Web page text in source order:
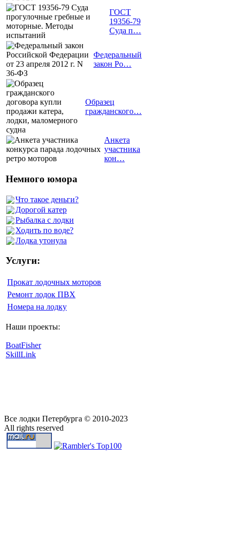
ГОСТ
19356-79
Суда п…
Федеральный
закон Ро…
Образец
гражданского…
Анкета
участника
кон…
Немного юмора
Что такое деньги?
Дорогой катер
Рыбалка с лодки
Ходить по воде?
Лодка утонула
Услуги:
Прокат лодочных моторов
Ремонт лодок ПВХ
Номера на лодку
Наши проекты:
BoatFisher
SkillLink
Все лодки Петербурга © 2010-2023
All rights reserved